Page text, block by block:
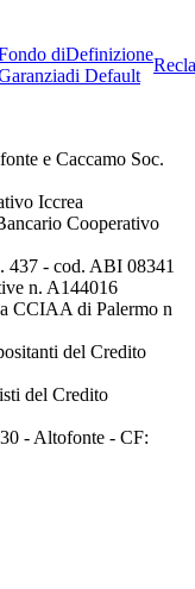
diDefinizione
di Default
e Caccamo Soc.
Iccrea
Cooperativo
437 - cod. ABI 08341
n. A144016
CCIAA di Palermo n
del Credito
del Credito
- Altofonte - CF: